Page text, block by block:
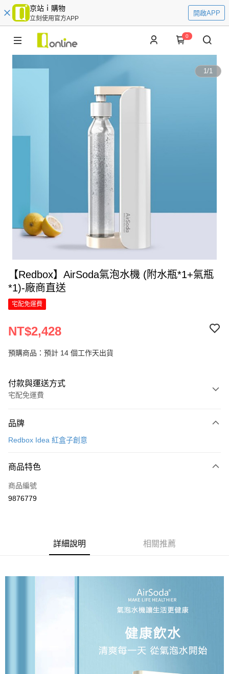
京站ｉ購物
立刻使用官方APP
開啟APP
0
1/1
【Redbox】AirSoda氣泡水機 (附水瓶*1+氣瓶
*1)-廠商直送
宅配免運費
NT$2,428
預購商品：預計 14 個工作天出貨
付款與運送方式
宅配免運費
信用卡一次付款
Apple Pay
街口支付
相關說明
1.本服務由台灣大哥大提供，台灣大哥大用戶可立即使用無須另外申請。
流程，驗證手機門號後，選擇欲分期的期數、繳款截止日，確認付款後即完
3.實際核准額度、可分期數及費用金額請依後續交易確認頁面所載為準。
4.訂單成立30分鐘內，如未前往確認交易或遇審核未通過，訂單將自動取
消。如遇「轉專審核」未通過狀況，表示未達大哥付你分期系統評分，恕無
AFTEE先享後付是「在收到商品之後才付款」的支付方式。 讓您購物簡單
１．簡單：不需註冊會員、不需綁卡、不需儲值。
２．便利：只要手機號碼，簡訊認證，即可結帳。
品牌
Redbox Idea 紅盒子創意
商品特色
商品編號
9876779
詳細說明 相關推薦